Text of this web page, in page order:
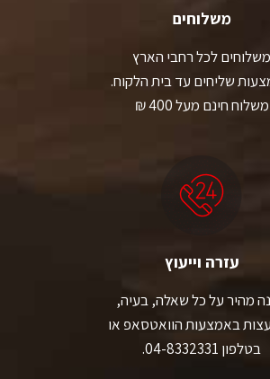
משלוחים
משלוחים לכל רחבי הארץ
שליחים עד בית הלקוח.
משלוח חינם מעל 400 ₪
עזרה וייעוץ
מהיר על כל שאלה, בעיה,
באמצעות הוואטסאפ או
בטלפון 04-8332331.